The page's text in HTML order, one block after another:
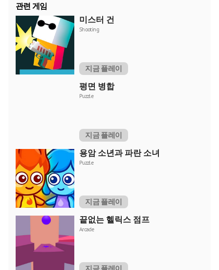
관련 게임
미스터 건
Shooting
지금 플레이
평면 병합
Puzzle
지금 플레이
용암 소년과 파란 소녀
Puzzle
지금 플레이
끝없는 헬릭스 점프
Arcade
지금 플레이